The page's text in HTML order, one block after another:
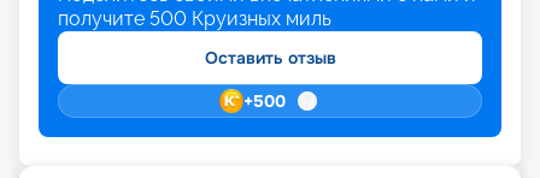
получите 500 Круизных миль
Оставить отзыв
+500